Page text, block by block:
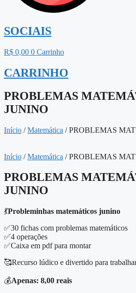
SOCIAIS
R$ 0,00 0 Carrinho
CARRINHO
PROBLEMAS
JUNINO
Início /Matemática / PROBLEMAS
Início /Matemática / PROBLEMAS
PROBLEMAS
JUNINO
💃Probleminhas matemáticos junino
✅30 fichas com problemas matemáticos
✅4 operações
✅Caixa em pdf para montar
🥰Recurso lúdico e divertido para
💰Apenas: 8,00 reais